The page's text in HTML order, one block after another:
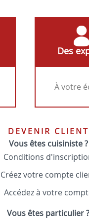
Des
À votre
DEVENIR CLIENT
Vous êtes cuisiniste ?
Conditions
Créez votre compte
Accédez à votre
Vous êtes particulier ?